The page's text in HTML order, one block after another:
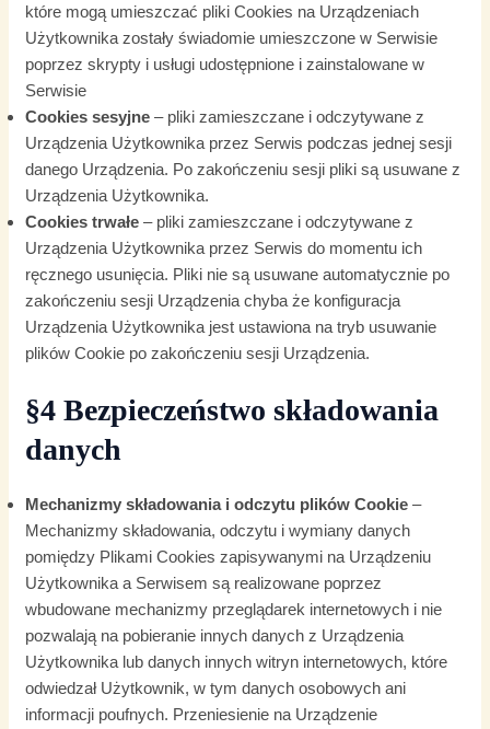
które mogą umieszczać pliki Cookies na Urządzeniach
Użytkownika zostały świadomie umieszczone w Serwisie
poprzez skrypty i usługi udostępnione i zainstalowane w
Serwisie
Cookies sesyjne – pliki zamieszczane i odczytywane z
Urządzenia Użytkownika przez Serwis podczas jednej sesji
danego Urządzenia. Po zakończeniu sesji pliki są usuwane z
Urządzenia Użytkownika.
Cookies trwałe – pliki zamieszczane i odczytywane z
Urządzenia Użytkownika przez Serwis do momentu ich
ręcznego usunięcia. Pliki nie są usuwane automatycznie po
zakończeniu sesji Urządzenia chyba że konfiguracja
Urządzenia Użytkownika jest ustawiona na tryb usuwanie
plików Cookie po zakończeniu sesji Urządzenia.
§4 Bezpieczeństwo składowania
danych
Mechanizmy składowania i odczytu plików Cookie –
Mechanizmy składowania, odczytu i wymiany danych
pomiędzy Plikami Cookies zapisywanymi na Urządzeniu
Użytkownika a Serwisem są realizowane poprzez
wbudowane mechanizmy przeglądarek internetowych i nie
pozwalają na pobieranie innych danych z Urządzenia
Użytkownika lub danych innych witryn internetowych, które
odwiedzał Użytkownik, w tym danych osobowych ani
informacji poufnych. Przeniesienie na Urządzenie